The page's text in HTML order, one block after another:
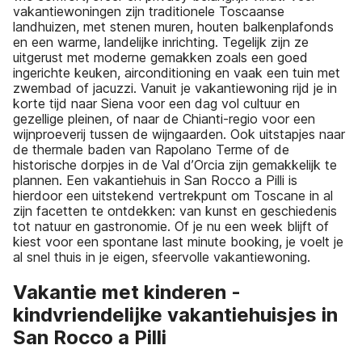
vakantiewoningen zijn traditionele Toscaanse
landhuizen, met stenen muren, houten balkenplafonds
en een warme, landelijke inrichting. Tegelijk zijn ze
uitgerust met moderne gemakken zoals een goed
ingerichte keuken, airconditioning en vaak een tuin met
zwembad of jacuzzi. Vanuit je vakantiewoning rijd je in
korte tijd naar Siena voor een dag vol cultuur en
gezellige pleinen, of naar de Chianti-regio voor een
wijnproeverij tussen de wijngaarden. Ook uitstapjes naar
de thermale baden van Rapolano Terme of de
historische dorpjes in de Val d’Orcia zijn gemakkelijk te
plannen. Een vakantiehuis in San Rocco a Pilli is
hierdoor een uitstekend vertrekpunt om Toscane in al
zijn facetten te ontdekken: van kunst en geschiedenis
tot natuur en gastronomie. Of je nu een week blijft of
kiest voor een spontane last minute booking, je voelt je
al snel thuis in je eigen, sfeervolle vakantiewoning.
Vakantie met kinderen -
kindvriendelijke vakantiehuisjes in
San Rocco a Pilli